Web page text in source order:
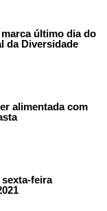
último dia do
da Diversidade
alimentada com
feira